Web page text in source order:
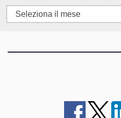
Archivio
articoli